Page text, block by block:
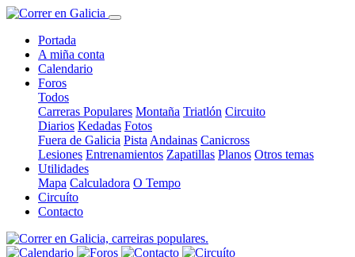
Portada
A miña conta
Calendario
Foros
Todos
Carreras Populares Montaña Triatlón Circuito
Diarios Kedadas Fotos
Fuera de Galicia Pista Andainas Canicross
Lesiones Entrenamientos Zapatillas Planos Otros temas
Utilidades
Mapa Calculadora O Tempo
Circuíto
Contacto